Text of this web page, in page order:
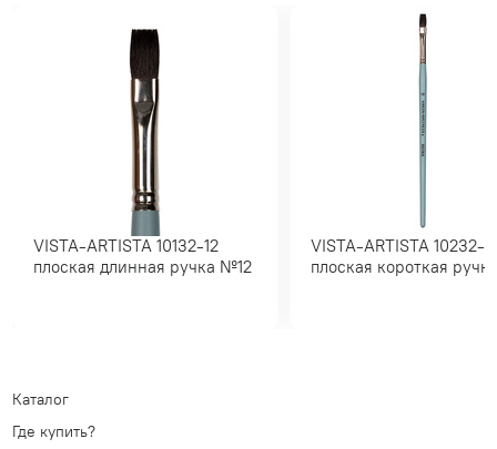
VISTA-ARTISTA 10132-12
плоская длинная ручка №12
VISTA-ARTISTA 10232-10
плоская короткая
Каталог
Где купить?